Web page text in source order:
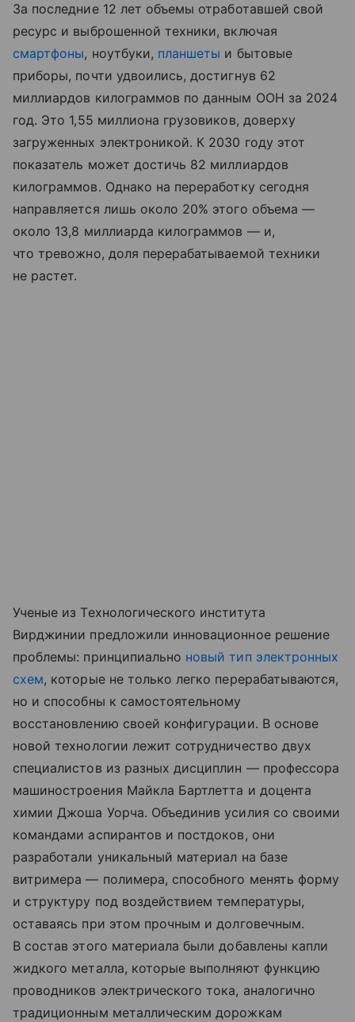
За последние 12 лет объемы отработавшей свой
ресурс и выброшенной техники, включая
смартфоны, ноутбуки, планшеты и бытовые
приборы, почти удвоились, достигнув 62
миллиардов килограммов по данным ООН за 2024
год. Это 1,55 миллиона грузовиков, доверху
загруженных электроникой. К 2030 году этот
показатель может достичь 82 миллиардов
килограммов. Однако на переработку сегодня
направляется лишь около 20% этого объема —
около 13,8 миллиарда килограммов — и,
что тревожно, доля перерабатываемой техники
не растет.
Ученые из Технологического института
Вирджинии предложили инновационное решение
проблемы: принципиально новый тип электронных
схем, которые не только легко перерабатываются,
но и способны к самостоятельному
восстановлению своей конфигурации. В основе
новой технологии лежит сотрудничество двух
специалистов из разных дисциплин — профессора
машиностроения Майкла Бартлетта и доцента
химии Джоша Уорча. Объединив усилия со своими
командами аспирантов и постдоков, они
разработали уникальный материал на базе
витримера — полимера, способного менять форму
и структуру под воздействием температуры,
оставаясь при этом прочным и долговечным.
В состав этого материала были добавлены капли
жидкого металла, которые выполняют функцию
проводников электрического тока, аналогично
традиционным металлическим дорожкам